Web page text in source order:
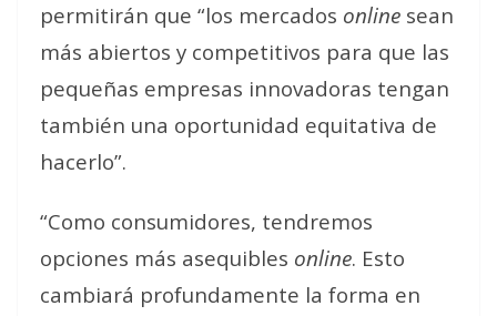
permitirán que “los mercados online sean
más abiertos y competitivos para que las
pequeñas empresas innovadoras tengan
también una oportunidad equitativa de
hacerlo”.
“Como consumidores, tendremos
opciones más asequibles online. Esto
cambiará profundamente la forma en